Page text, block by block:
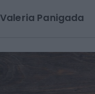
Valeria Panigada